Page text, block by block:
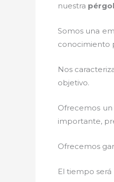
nuestra
Somos una
conocimiento
Nos
objetivo.
Ofrecemos
importante,
Ofrecemos
El tiempo